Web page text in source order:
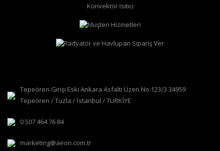
Konvektör Isıtıcı
Tepeören Girişi Eski Ankara Asfaltı Üzeri No:123/3 34959
Tepeören / Tuzla / İstanbul / TÜRKİYE
0 507 464 76 84
marketing@aeon.com.tr